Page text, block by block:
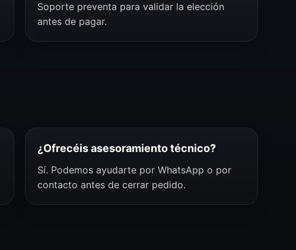
Soporte preventa para validar la elección
antes de pagar.
¿Ofrecéis asesoramiento técnico?
Sí. Podemos ayudarte por WhatsApp o por
contacto antes de cerrar pedido.